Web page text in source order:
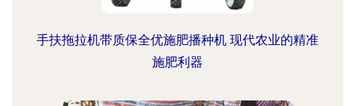
手扶拖拉机带质保全优施肥播种机 现代农业的精准
施肥利器